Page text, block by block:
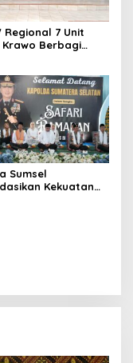
Regional 7 Unit
Krawo Berbagi
1447 H
Sumsel
Kekuatan